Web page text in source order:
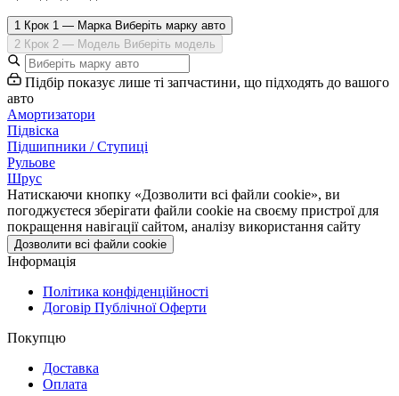
1 Крок 1 — Марка Виберіть марку авто
2 Крок 2 — Модель Виберіть модель
Підбір показує лише ті запчастини, що підходять до вашого
авто
Амортизатори
Підвіска
Підшипники / Ступиці
Рульове
Шрус
Натискаючи кнопку «Дозволити всі файли cookie», ви
погоджуєтеся зберігати файли cookie на своєму пристрої для
покращення навігації сайтом, аналізу використання сайту
Дозволити всі файли cookie
Інформація
Політика конфіденційності
Договір Публічної Оферти
Покупцю
Доставка
Оплата